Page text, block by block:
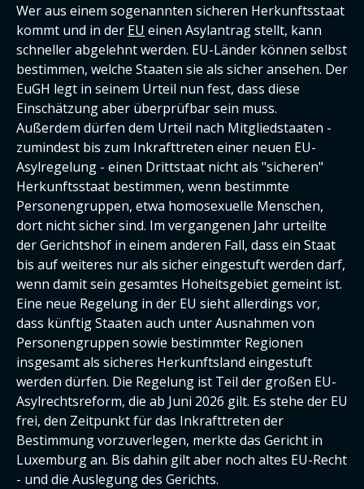
Wer aus einem sogenannten sicheren Herkunftsstaat
kommt und in der EU einen Asylantrag stellt, kann
schneller abgelehnt werden. EU-Länder können selbst
bestimmen, welche Staaten sie als sicher ansehen. Der
EuGH legt in seinem Urteil nun fest, dass diese
Einschätzung aber überprüfbar sein muss.
Außerdem dürfen dem Urteil nach Mitgliedstaaten -
zumindest bis zum Inkrafttreten einer neuen EU-
Asylregelung - einen Drittstaat nicht als "sicheren"
Herkunftsstaat bestimmen, wenn bestimmte
Personengruppen, etwa homosexuelle Menschen,
dort nicht sicher sind. Im vergangenen Jahr urteilte
der Gerichtshof in einem anderen Fall, dass ein Staat
bis auf weiteres nur als sicher eingestuft werden darf,
wenn damit sein gesamtes Hoheitsgebiet gemeint ist.
Eine neue Regelung in der EU sieht allerdings vor,
dass künftig Staaten auch unter Ausnahmen von
Personengruppen sowie bestimmter Regionen
insgesamt als sicheres Herkunftsland eingestuft
werden dürfen. Die Regelung ist Teil der großen EU-
Asylrechtsreform, die ab Juni 2026 gilt. Es stehe der EU
frei, den Zeitpunkt für das Inkrafttreten der
Bestimmung vorzuverlegen, merkte das Gericht in
Luxemburg an. Bis dahin gilt aber noch altes EU-Recht
- und die Auslegung des Gerichts.